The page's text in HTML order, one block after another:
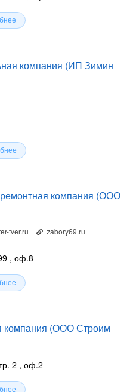
компания (ИП Зимин
компания (ООО
tver.ru zabory69.ru
, оф.8
компания (ООО Строим
2 , оф.2